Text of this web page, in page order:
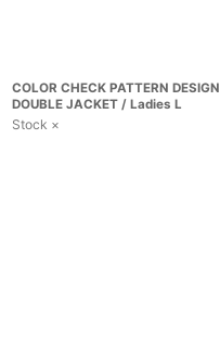
COLOR CHECK PATTERN DESIGN
DOUBLE JACKET / Ladies L
Stock ×